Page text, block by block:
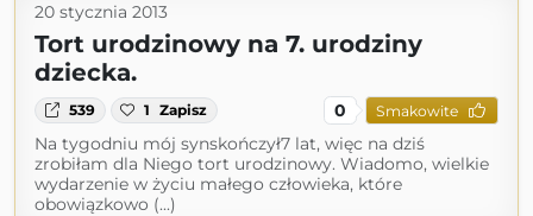
20 stycznia 2013
Tort urodzinowy na 7. urodziny
dziecka.
539 1 Zapisz 0 Smakowite
Na tygodniu mój synskończył7 lat, więc na dziś
zrobiłam dla Niego tort urodzinowy. Wiadomo, wielkie
wydarzenie w życiu małego człowieka, które
obowiązkowo (...)